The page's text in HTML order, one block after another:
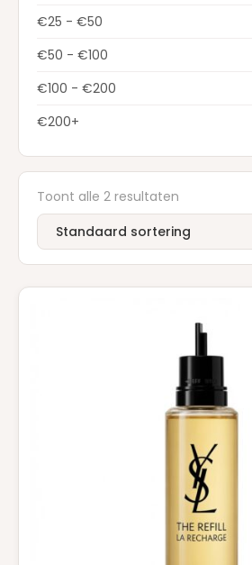
€25 - €50
€50 - €100
€100 - €200
€200+
Toont alle 2 resultaten